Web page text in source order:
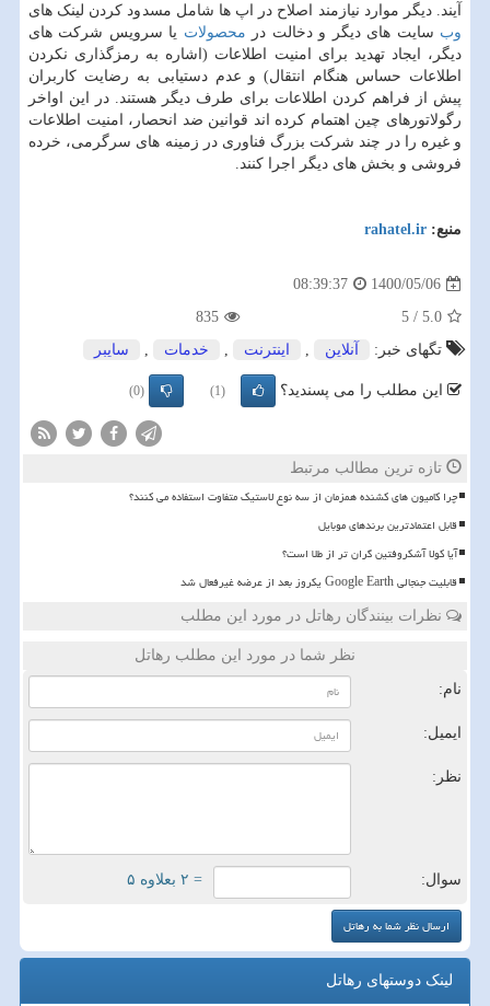
آیند. دیگر موارد نیازمند اصلاح در اپ ها شامل مسدود کردن لینک های
وب سایت های دیگر و دخالت در محصولات یا سرویس شرکت های
دیگر، ایجاد تهدید برای امنیت اطلاعات (اشاره به رمزگذاری نکردن
اطلاعات حساس هنگام انتقال) و عدم دستیابی به رضایت کاربران
پیش از فراهم کردن اطلاعات برای طرف دیگر هستند. در این اواخر
رگولاتورهای چین اهتمام کرده اند قوانین ضد انحصار، امنیت اطلاعات
و غیره را در چند شرکت بزرگ فناوری در زمینه های سرگرمی، خرده
فروشی و بخش های دیگر اجرا کنند.
منبع: rahatel.ir
1400/05/06
08:39:37
5.0
/
5
835
تگهای خبر:
آنلاین , اینترنت , خدمات , سایبر
این مطلب را می پسندید؟ (1)
(0)
تازه ترین مطالب مرتبط
چرا کامیون های کشنده همزمان از سه نوع لاستیک متفاوت استفاده می کنند؟
قابل اعتمادترین برندهای موبایل
آیا کولا آشکروفتین گران تر از طلا است؟
قابلیت جنجالی Google Earth یکروز بعد از عرضه غیرفعال شد
نظرات بینندگان رهاتل در مورد این مطلب
نظر شما در مورد این مطلب رهاتل
نام:
ایمیل:
نظر:
سوال: = ۲ بعلاوه ۵
لینک دوستهای رهاتل